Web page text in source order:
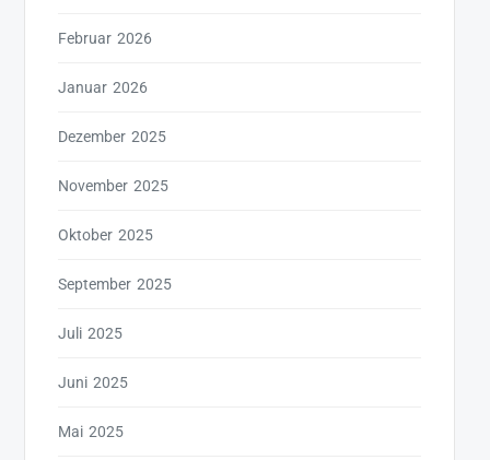
Februar 2026
Januar 2026
Dezember 2025
November 2025
Oktober 2025
September 2025
Juli 2025
Juni 2025
Mai 2025